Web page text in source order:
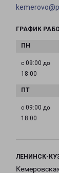
ГРАФИК
с 09:00 до
18:00
с 09:00 до
18:00
ЛЕНИНСК-